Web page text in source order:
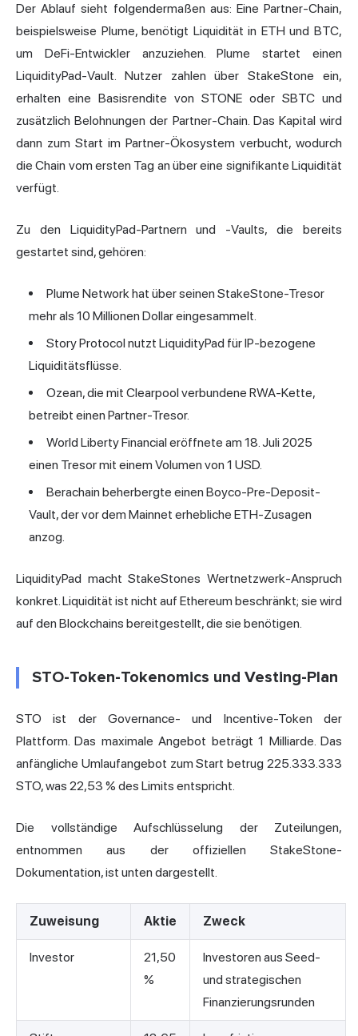
Der Ablauf sieht folgendermaßen aus: Eine Partner-Chain,
beispielsweise Plume, benötigt Liquidität in ETH und BTC,
um DeFi-Entwickler anzuziehen. Plume startet einen
LiquidityPad-Vault. Nutzer zahlen über StakeStone ein,
erhalten eine Basisrendite von STONE oder SBTC und
zusätzlich Belohnungen der Partner-Chain. Das Kapital wird
dann zum Start im Partner-Ökosystem verbucht, wodurch
die Chain vom ersten Tag an über eine signifikante Liquidität
verfügt.
Zu den LiquidityPad-Partnern und -Vaults, die bereits
gestartet sind, gehören:
Plume Network hat über seinen StakeStone-Tresor
mehr als 10 Millionen Dollar eingesammelt.
Story Protocol nutzt LiquidityPad für IP-bezogene
Liquiditätsflüsse.
Ozean, die mit Clearpool verbundene RWA-Kette,
betreibt einen Partner-Tresor.
World Liberty Financial eröffnete am 18. Juli 2025
einen Tresor mit einem Volumen von 1 USD.
Berachain beherbergte einen Boyco-Pre-Deposit-
Vault, der vor dem Mainnet erhebliche ETH-Zusagen
anzog.
LiquidityPad macht StakeStones Wertnetzwerk-Anspruch
konkret. Liquidität ist nicht auf Ethereum beschränkt; sie wird
auf den Blockchains bereitgestellt, die sie benötigen.
STO-Token-Tokenomics und Vesting-Plan
STO ist der Governance- und Incentive-Token der
Plattform. Das maximale Angebot beträgt 1 Milliarde. Das
anfängliche Umlaufangebot zum Start betrug 225.333.333
STO, was 22,53 % des Limits entspricht.
Die vollständige Aufschlüsselung der Zuteilungen,
entnommen aus der offiziellen StakeStone-
Dokumentation, ist unten dargestellt.
Zuweisung Aktie Zweck
Investor
21,50
%
Investoren aus Seed-
und strategischen
Finanzierungsrunden